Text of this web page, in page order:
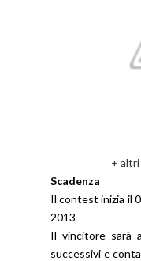
+
Scadenza
Il contest inizia il
2013
Il vincitore sarà
successivi e